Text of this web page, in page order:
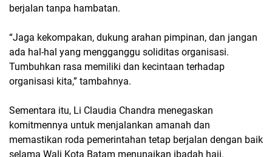
berjalan tanpa hambatan.
“Jaga kekompakan, dukung arahan pimpinan, dan jangan
ada hal-hal yang mengganggu soliditas organisasi.
Tumbuhkan rasa memiliki dan kecintaan terhadap
organisasi kita,” tambahnya.
Sementara itu, Li Claudia Chandra menegaskan
komitmennya untuk menjalankan amanah dan
memastikan roda pemerintahan tetap berjalan dengan baik
selama Wali Kota Batam menunaikan ibadah haji.